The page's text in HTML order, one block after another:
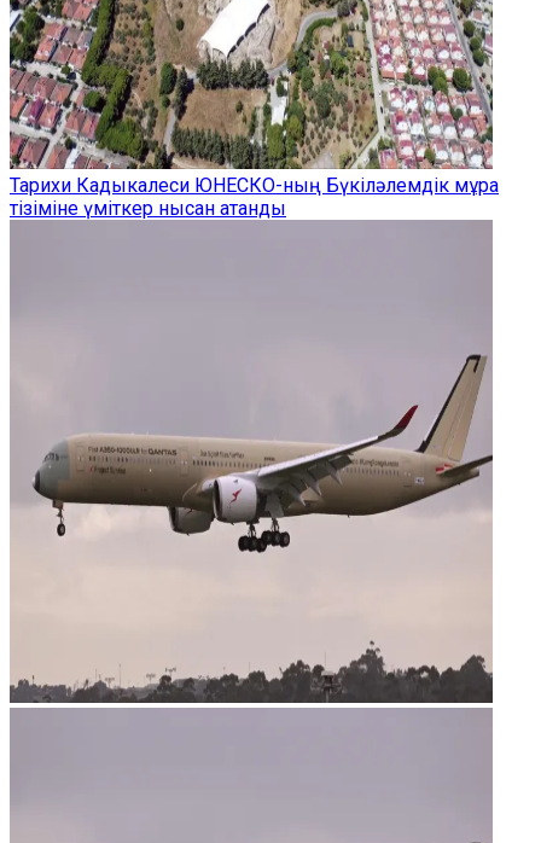
Тарихи Кадыкалеси ЮНЕСКО-ның Бүкіләлемдік мұра
тізіміне үміткер нысан атанды